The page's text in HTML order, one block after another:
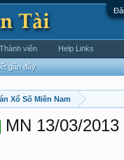
Xổ Số Miền Nam
MN 13/03/
gần đây
Thành viên Help Links